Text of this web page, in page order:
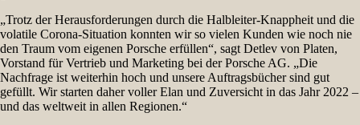
„Trotz der Herausforderungen durch die Halbleiter-Knappheit und die
volatile Corona-Situation konnten wir so vielen Kunden wie noch nie
den Traum vom eigenen Porsche erfüllen“, sagt Detlev von Platen,
Vorstand für Vertrieb und Marketing bei der Porsche AG. „Die
Nachfrage ist weiterhin hoch und unsere Auftragsbücher sind gut
gefüllt. Wir starten daher voller Elan und Zuversicht in das Jahr 2022 –
und das weltweit in allen Regionen.“